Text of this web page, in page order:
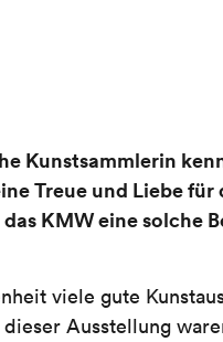
Kunstsammlerin
Treue und Liebe
KMW eine solche
viele gute
Ausstellung